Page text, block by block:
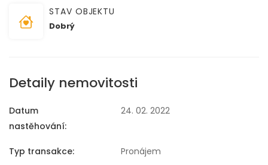
STAV OBJEKTU
Dobrý
Detaily nemovitosti
Datum
nastěhování:
24. 02. 2022
Typ transakce: Pronájem